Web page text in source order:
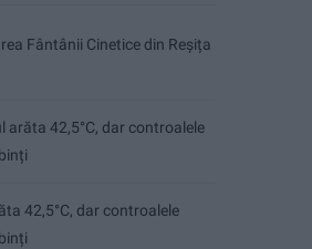
Fântânii Cinetice din Reșița
arăta 42,5°C, dar controalele
42,5°C, dar controalele